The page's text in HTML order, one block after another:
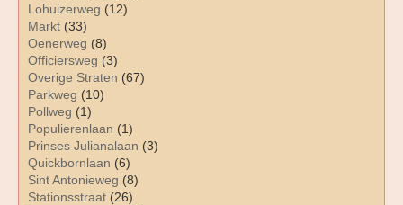
Lohuizerweg (12)
Markt (33)
Oenerweg (8)
Officiersweg (3)
Overige Straten (67)
Parkweg (10)
Pollweg (1)
Populierenlaan (1)
Prinses Julianalaan (3)
Quickbornlaan (6)
Sint Antonieweg (8)
Stationsstraat (26)